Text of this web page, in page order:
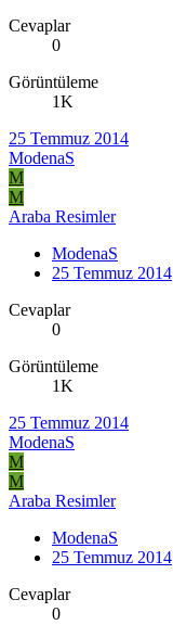
Cevaplar
0
Görüntüleme
1K
25 Temmuz 2014
ModenaS
M
M
Araba Resimler
ModenaS
25 Temmuz 2014
Cevaplar
0
Görüntüleme
1K
25 Temmuz 2014
ModenaS
M
M
Araba Resimler
ModenaS
25 Temmuz 2014
Cevaplar
0